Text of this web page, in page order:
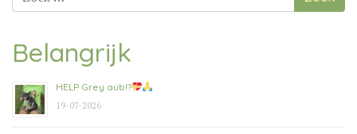
naar:
Belangrijk
HELP Grey aub!?
19-07-2026